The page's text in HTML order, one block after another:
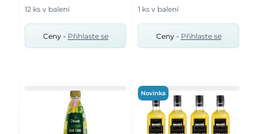
12 ks v balení
Ceny - Přihlaste se
1 ks v balení
Ceny - Přihlaste se
Novinka